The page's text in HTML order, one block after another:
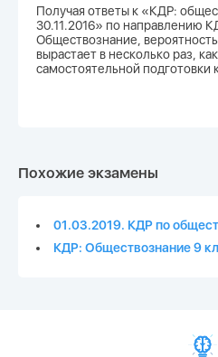
Получая ответы к «КДР:
30.11.2016» по направлению
Обществознание,
вырастает в несколько раз,
самостоятельной подготовки
Похожие экзамены
01.03.2019. КДР по
КДР: Обществознание 9